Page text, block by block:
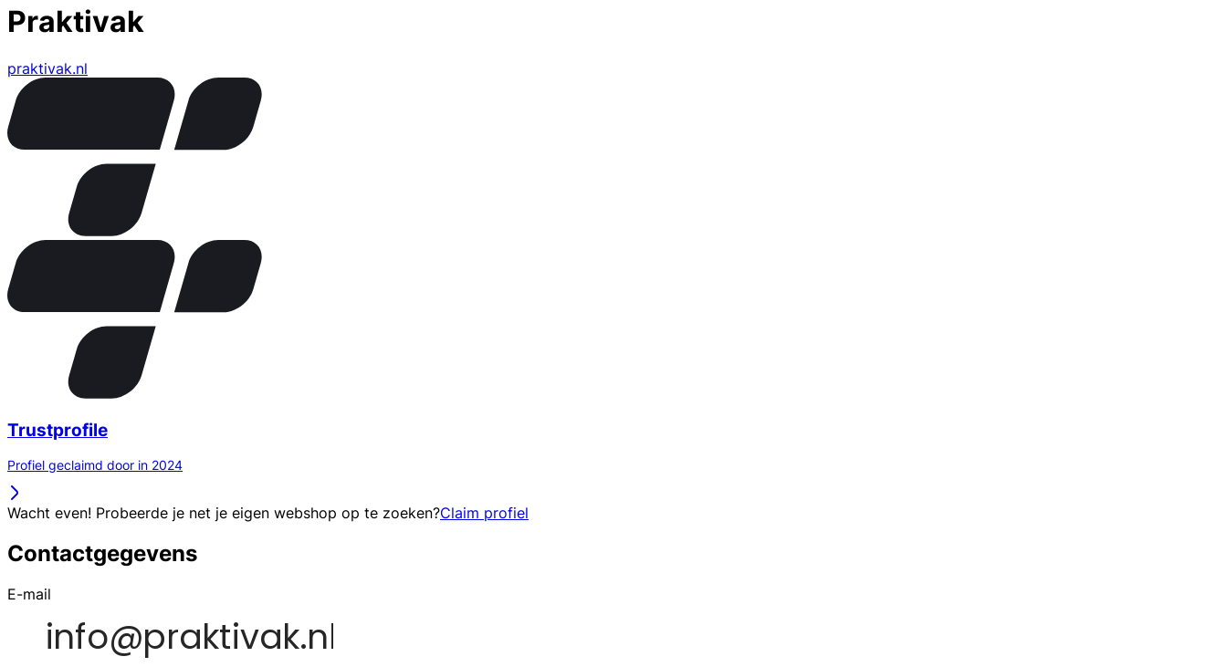
Praktivak
praktivak.nl
Trustprofile
Profiel geclaimd door in 2024
Wacht even! Probeerde je net je eigen webshop op te zoeken?Claim profiel
Contactgegevens
E-mail